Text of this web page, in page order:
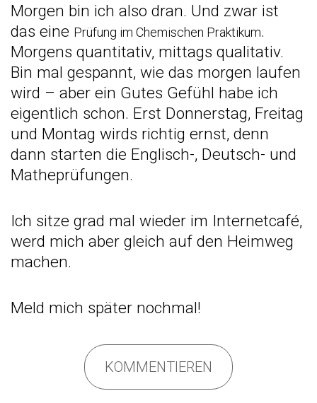
Morgen bin ich also dran. Und zwar ist
das eine Prüfung im Chemischen Praktikum.
Morgens quantitativ, mittags qualitativ.
Bin mal gespannt, wie das morgen laufen
wird – aber ein Gutes Gefühl habe ich
eigentlich schon. Erst Donnerstag, Freitag
und Montag wirds richtig ernst, denn
dann starten die Englisch-, Deutsch- und
Matheprüfungen.
Ich sitze grad mal wieder im Internetcafé,
werd mich aber gleich auf den Heimweg
machen.
Meld mich später nochmal!
KOMMENTIEREN